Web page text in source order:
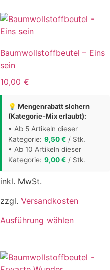
auf.
können
gewählt
werden
Baumwollstoffbeutel – Eins
sein
10,00 €
💡 Mengenrabatt sichern
(Kategorie-Mix erlaubt):
• Ab 5 Artikeln dieser
Kategorie: 9,50€/ Stk.
• Ab 10 Artikeln dieser
Kategorie: 9,00€/ Stk.
inkl. MwSt.
zzgl. Versandkosten
Ausführung wählenDieses
mehrere